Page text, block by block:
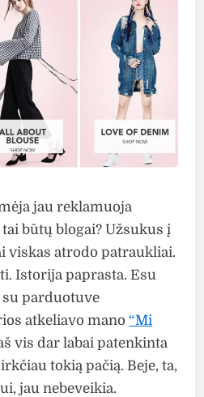
jau reklamuoja
būtų blogai? Užsukus į
viskas atrodo patraukliai.
Istorija paprasta. Esu
parduotuve
atkeliavo mano“Mi
vis dar labai patenkinta
tokią pačią. Beje, ta,
jau nebeveikia.